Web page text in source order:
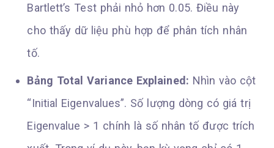
Bartlett’s Test phải nhỏ hơn 0.05. Điều này
cho thấy dữ liệu phù hợp để phân tích nhân
tố.
Bảng Total Variance Explained: Nhìn vào cột
“Initial Eigenvalues”. Số lượng dòng có giá trị
Eigenvalue > 1 chính là số nhân tố được trích